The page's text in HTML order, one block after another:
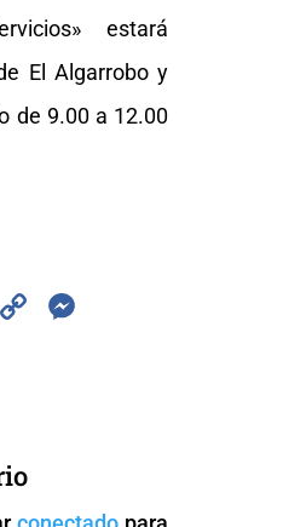
estará
El Algarrobo y
de 9.00 a 12.00
W
C